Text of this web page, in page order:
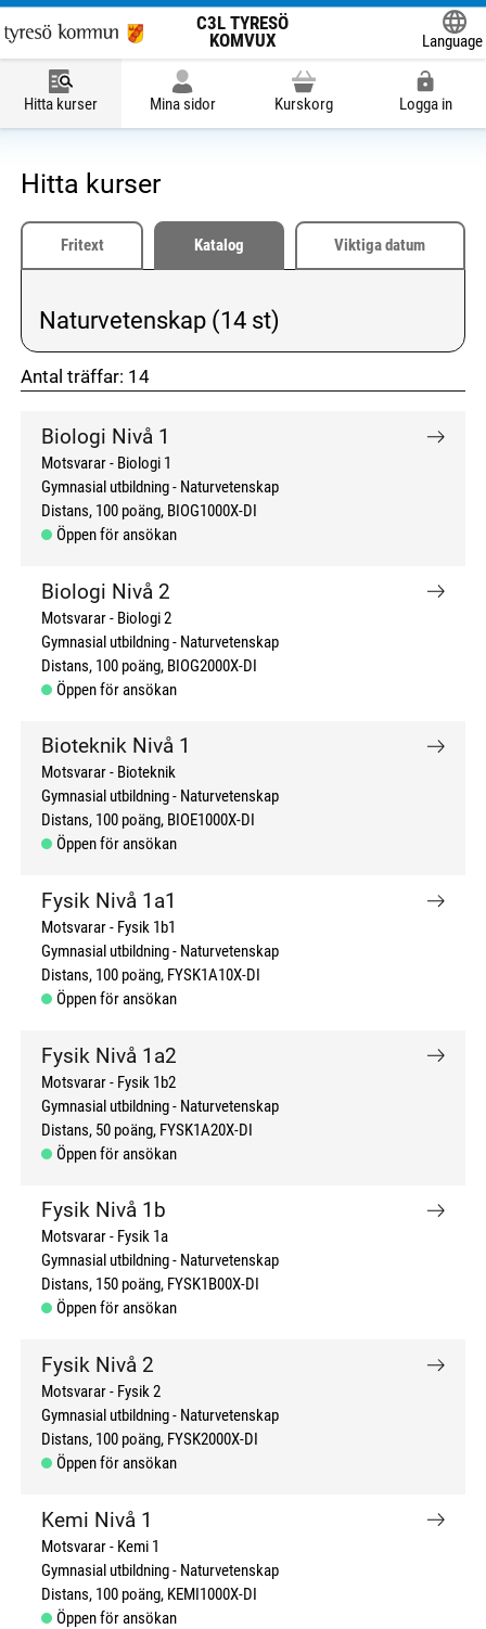
C3L TYRESÖ
KOMVUX
Language
Hitta kurser Mina sidor Kurskorg Logga in
Hitta kurser
Fritext Katalog Viktiga datum
Vald kategori:
Naturvetenskap (14 st)
Antal träffar: 14
don't click me don't click me
Biologi Nivå 1
Motsvarar - Biologi 1
Gymnasial utbildning
Naturvetenskap
Distans 100 poäng BIOG1000X-DI
Öppen för ansökan
Biologi Nivå 2
Motsvarar - Biologi 2
Gymnasial utbildning
Naturvetenskap
Distans 100 poäng BIOG2000X-DI
Öppen för ansökan
Bioteknik Nivå 1
Motsvarar - Bioteknik
Gymnasial utbildning
Naturvetenskap
Distans 100 poäng BIOE1000X-DI
Öppen för ansökan
Fysik Nivå 1a1
Motsvarar - Fysik 1b1
Gymnasial utbildning
Naturvetenskap
Distans 100 poäng FYSK1A10X-DI
Öppen för ansökan
Fysik Nivå 1a2
Motsvarar - Fysik 1b2
Gymnasial utbildning
Naturvetenskap
Distans 50 poäng FYSK1A20X-DI
Öppen för ansökan
Fysik Nivå 1b
Motsvarar - Fysik 1a
Gymnasial utbildning
Naturvetenskap
Distans 150 poäng FYSK1B00X-DI
Öppen för ansökan
Fysik Nivå 2
Motsvarar - Fysik 2
Gymnasial utbildning
Naturvetenskap
Distans 100 poäng FYSK2000X-DI
Öppen för ansökan
Kemi Nivå 1
Motsvarar - Kemi 1
Gymnasial utbildning
Naturvetenskap
Distans 100 poäng KEMI1000X-DI
Öppen för ansökan